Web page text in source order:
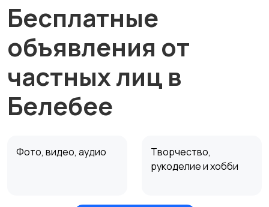
Бесплатные
объявления от
частных лиц в
Белебее
Фото, видео, аудио
Творчество,
рукоделие и хобби